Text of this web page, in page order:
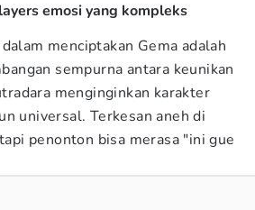
emosi yang kompleks
menciptakan Gema adalah
sempurna antara keunikan
menginginkan karakter
universal. Terkesan aneh di
penonton bisa merasa "ini gue